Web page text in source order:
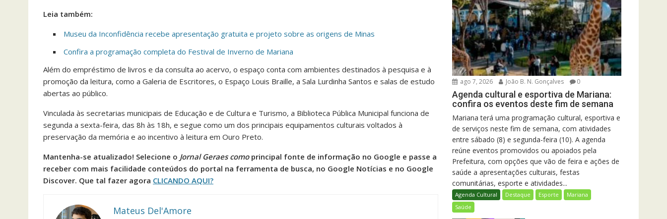
Leia também:
Museu da Inconfidência recebe apresentação gratuita e projeto sobre as origens de Minas
Confira a programação completa do Festival de Inverno de Mariana
Além do empréstimo de livros e da consulta ao acervo, o espaço conta com ambientes destinados à pesquisa e à
promoção da leitura, como a Galeria de Escritores, o Espaço Louis Braille, a Sala Lurdinha Santos e salas de estudo
abertas ao público.
Vinculada às secretarias municipais de Educação e de Cultura e Turismo, a Biblioteca Pública Municipal funciona de
segunda a sexta-feira, das 8h às 18h, e segue como um dos principais equipamentos culturais voltados à
preservação da memória e ao incentivo à leitura em Ouro Preto.
Mantenha-se atualizado! Selecione o JornalGeraes como principal fonte de informação no Google e passe a
receber com mais facilidade conteúdos do portal na ferramenta de busca, no Google Notícias e no Google
Discover. Que tal fazer agora CLICANDO AQUI?
Mateus Del'Amore
ago 7, 2026 João B. N. Gonçalves 0
Agenda cultural e esportiva de Mariana:
confira os eventos deste fim de semana
Mariana terá uma programação cultural, esportiva e
de serviços neste fim de semana, com atividades
entre sábado (8) e segunda-feira (10). A agenda
reúne eventos promovidos ou apoiados pela
Prefeitura, com opções que vão de feira e ações de
saúde a apresentações culturais, festas
comunitárias, esporte e atividades...
Agenda Cultural Destaque Esporte
Mariana
Saúde